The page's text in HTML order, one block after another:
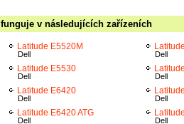
funguje v následujících zařízeních
Latitude E5520M
Dell
Latitude E5530
Dell
Latitude E6420
Dell
Latitude E6420 ATG
Dell
Dell
Dell
Dell
Dell